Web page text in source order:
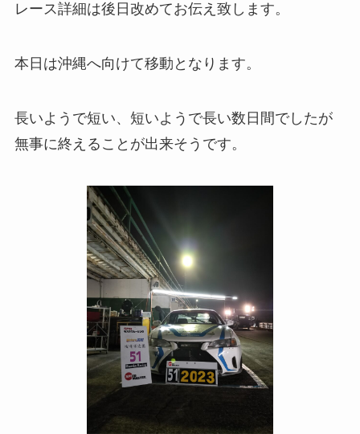
レース詳細は後日改めてお伝え致します。
本日は沖縄へ向けて移動となります。
長いようで短い、短いようで長い数日間でしたが
無事に終えることが出来そうです。